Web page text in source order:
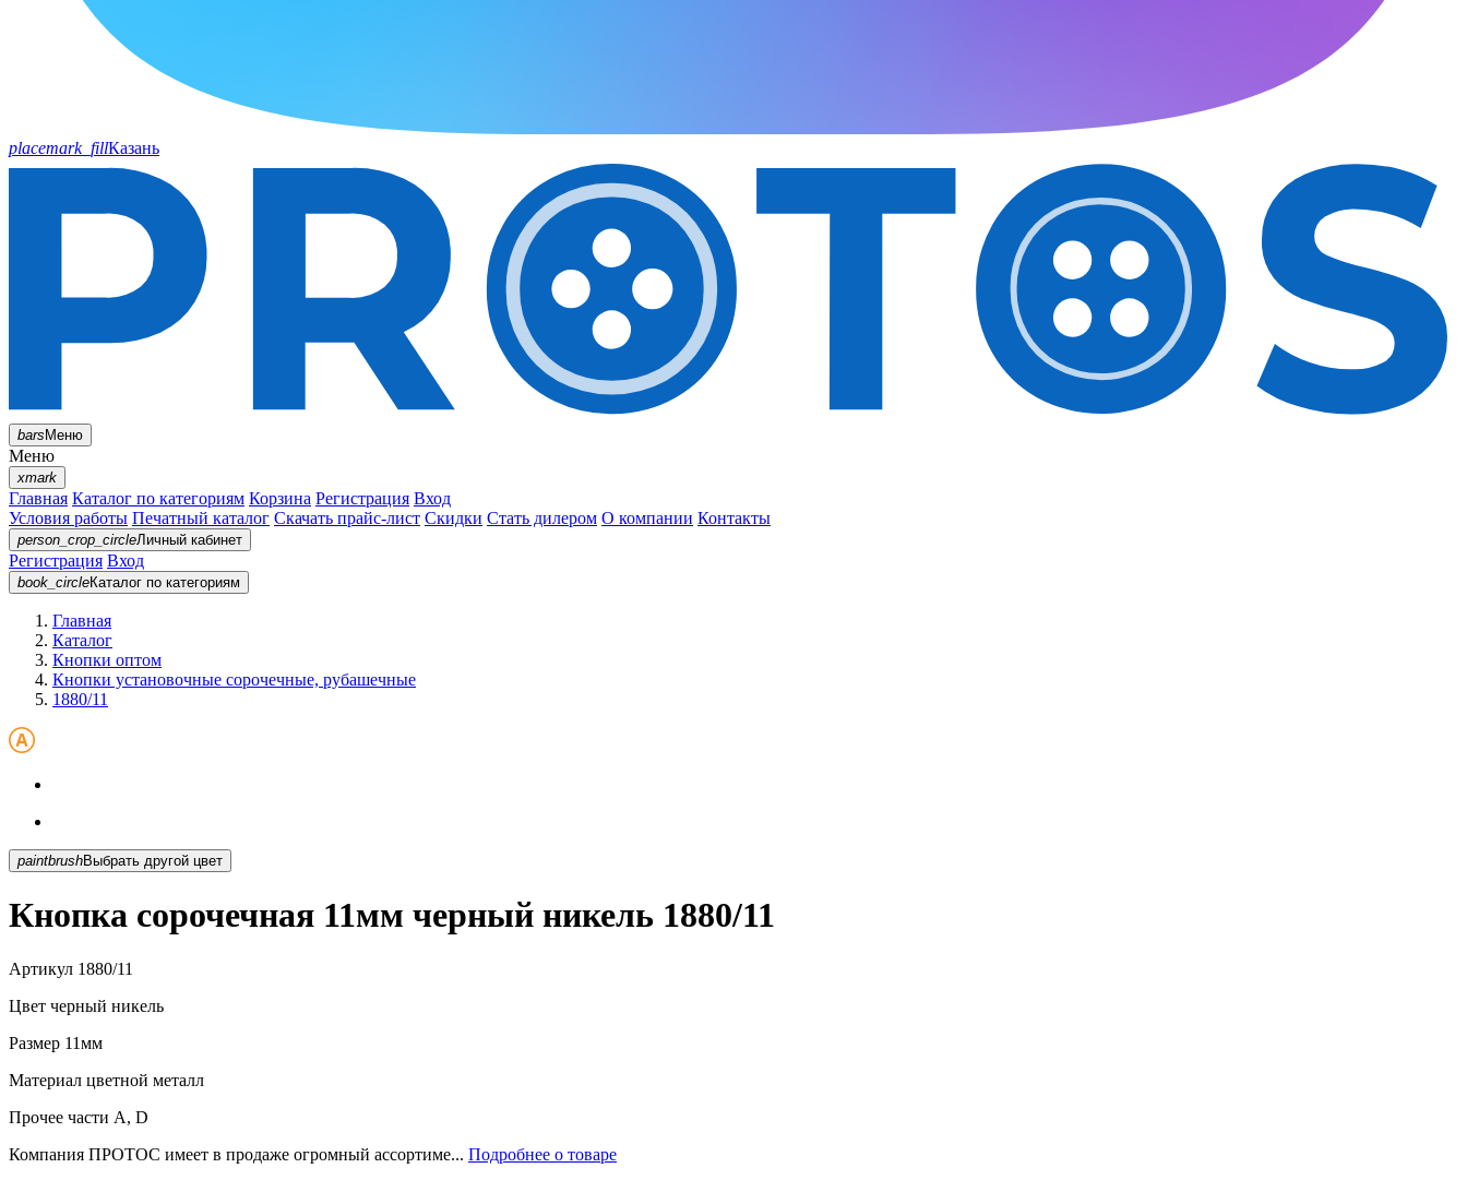
placemark_fillКазань
barsМеню
Меню
xmark
Главная Каталог по категориям Корзина Регистрация Вход
Условия работы Печатный каталог Скачать прайс-лист Скидки Стать дилером О компании Контакты
person_crop_circleЛичный кабинет
Регистрация Вход
book_circleКаталог по категориям
Главная
Каталог
Кнопки оптом
Кнопки установочные сорочечные, рубашечные
1880/11
paintbrush Выбрать другой цвет
Кнопка сорочечная 11мм черный никель 1880/11
Артикул 1880/11
Цвет черный никель
Размер 11мм
Материал цветной металл
Прочее части А, D
Компания ПРОТОС имеет в продаже огромный ассортиме... Подробнее о товаре